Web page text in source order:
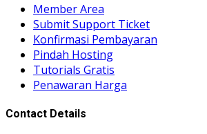
Member Area
Submit Support Ticket
Konfirmasi Pembayaran
Pindah Hosting
Tutorials Gratis
Penawaran Harga
Contact Details